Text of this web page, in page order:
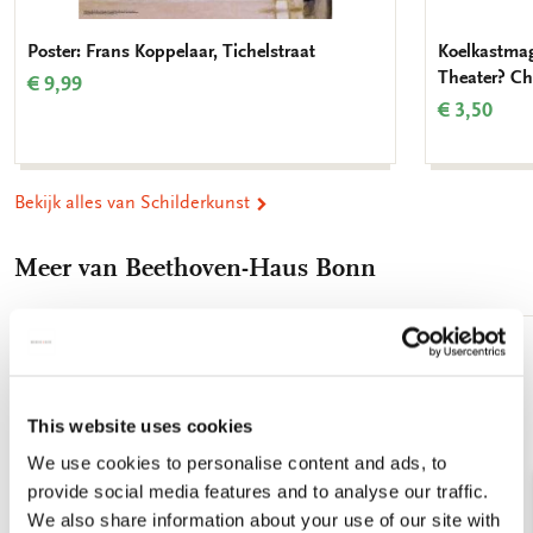
This website uses cookies
We use cookies to personalise content and ads, to
provide social media features and to analyse our traffic.
We also share information about your use of our site with
muziek tot verregaande invloeden in de muziek van de
invloedrijkste personen uit de westerse muziekgeschiedenis
geweest.
Poster: Frans Koppelaar, Tichelstraat
€ 9,99
Theater?
€ 3,50
Bekijk alles van Schilderkunst
Meer van Beethoven-Haus Bonn